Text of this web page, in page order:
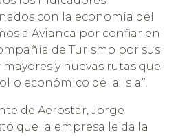
con la economía del
a Avianca por confiar en
de Turismo por sus
y nuevas rutas que
económico de la Isla”.
de Aerostar, Jorge
que la empresa le da la